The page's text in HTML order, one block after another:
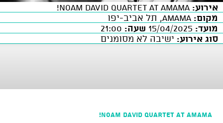
אירוע:
מקום:
מועד:
שעה:
סוג אירוע: ישיבה לא מסומנים
NOAM DAVID QUARTET AT AMAMA!